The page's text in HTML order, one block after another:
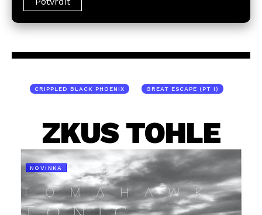
CRIPPLED BLACK PHOENIX GREAT ESCAPE (PT I)
ZKUS TOHLE
NOVINKA